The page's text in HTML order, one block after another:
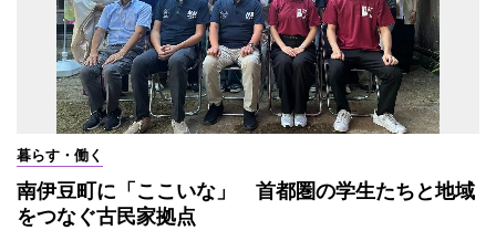
暮らす・働く
南伊豆町に「ここいな」 首都圏の学生たちと地域
をつなぐ古民家拠点